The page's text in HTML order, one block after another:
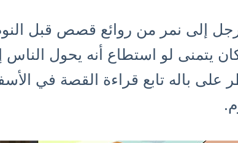
إلى نمر من روائع قصص قبل
يتمنى لو استطاع أنه يحول الناس
على باله تابع قراءة القصة في